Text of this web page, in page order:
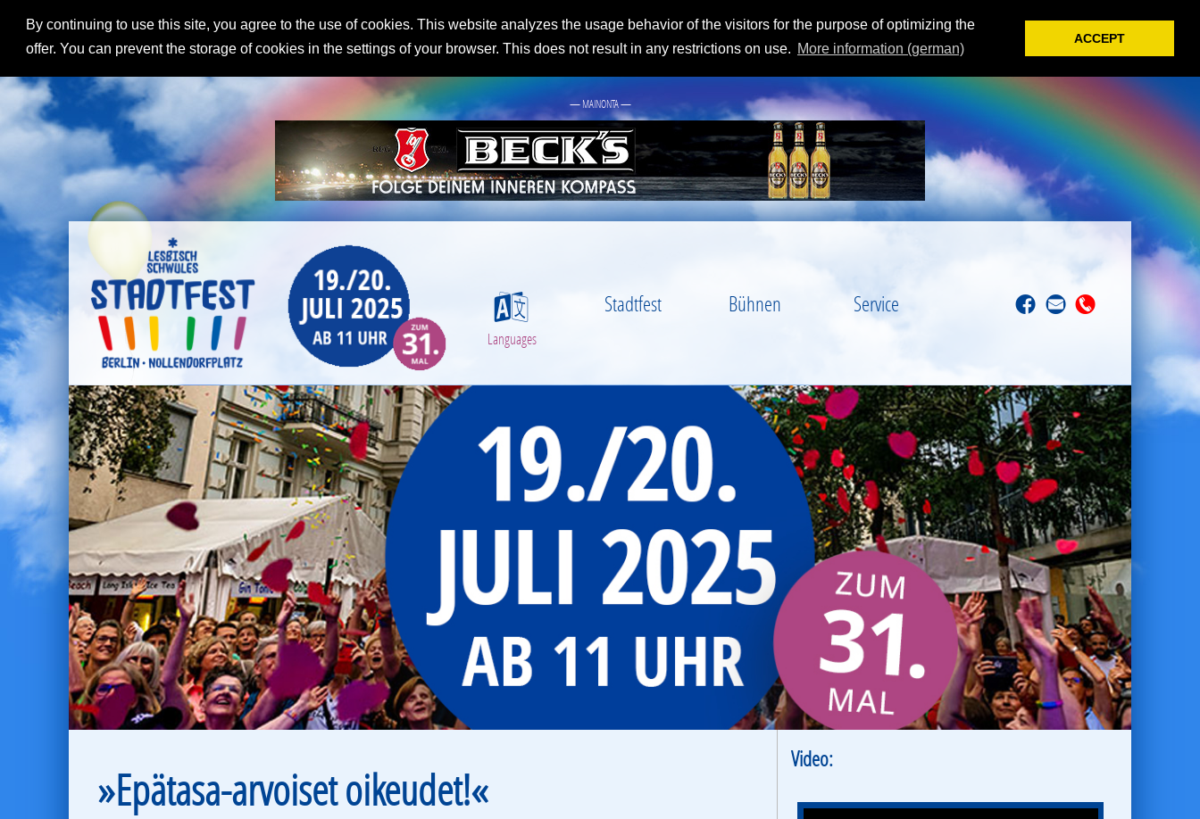
By continuing to use this site, you agree to the use of cookies. This website analyzes the usage behavior of the visitors for the purpose of optimizing the
offer. You can prevent the storage of cookies in the settings of your browser. This does not result in any restrictions on use. More information (german)
ACCEPT
— MAINONTA —
S
Languages
Stadtfest Bühnen Service f M T
»Epätasa-arvoiset oikeudet!«
Video: